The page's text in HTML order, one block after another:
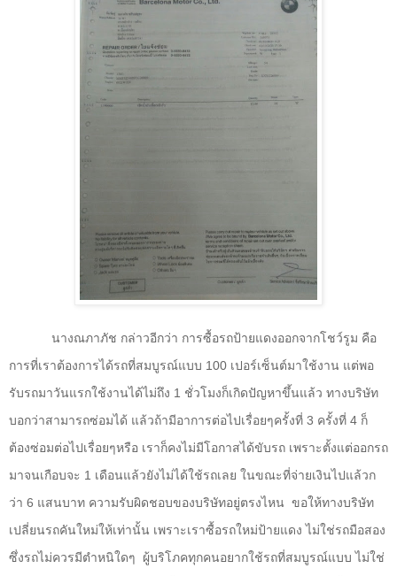
นางณภาภัช กล่าวอีกว่า การซื้อรถป้ายแดงออกจากโชว์รูม คือ
การที่เราต้องการได้รถที่สมบูรณ์แบบ 100 เปอร์เซ็นต์มาใช้งาน แต่พอ
รับรถมาวันแรกใช้งานได้ไม่ถึง 1 ชั่วโมงก็เกิดปัญหาขึ้นแล้ว ทางบริษัท
บอกว่าสามารถซ่อมได้ แล้วถ้ามีอาการต่อไปเรื่อยๆครั้งที่ 3 ครั้งที่ 4 ก็
ต้องซ่อมต่อไปเรื่อยๆหรือ เราก็คงไม่มีโอกาสได้ขับรถ เพราะตั้งแต่ออกรถ
มาจนเกือบจะ 1 เดือนแล้วยังไม่ได้ใช้รถเลย ในขณะที่จ่ายเงินไปแล้วก
ว่า 6 แสนบาท ความรับผิดชอบของบริษัทอยู่ตรงไหน ขอให้ทางบริษัท
เปลี่ยนรถคันใหม่ให้เท่านั้น เพราะเราซื้อรถใหม่ป้ายแดง ไม่ใช่รถมือสอง
ซึ่งรถไม่ควรมีตำหนิใดๆ
ผู้บริโภคทุกคนอยากใช้รถที่สมบูรณ์แบบ ไม่ใช่